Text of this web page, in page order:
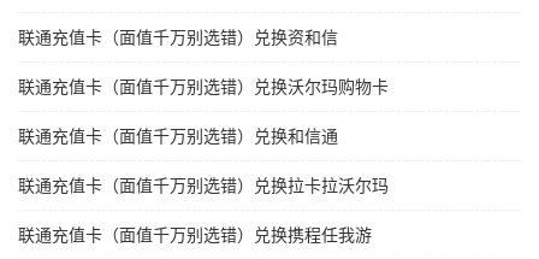
联通充值卡（面值千万别选错）兑换资和信
联通充值卡（面值千万别选错）兑换沃尔玛购物卡
联通充值卡（面值千万别选错）兑换和信通
联通充值卡（面值千万别选错）兑换拉卡拉沃尔玛
联通充值卡（面值千万别选错）兑换携程任我游